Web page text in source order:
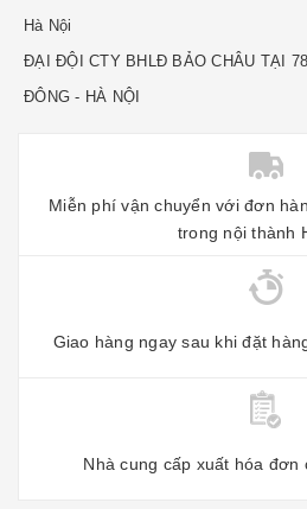
Hà Nội
ĐẠI ĐỘI CTY BHLĐ BẢO CHÂU TẠI
ĐÔNG - HÀ NỘI
Miễn phí vận chuyển với đơn
trong nội thành
Giao hàng ngay sau khi đặt
Nhà cung cấp xuất hóa đơn